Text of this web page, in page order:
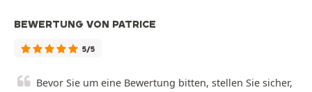
BEWERTUNG VON PATRICE
5/5
Bevor Sie um eine Bewertung bitten, stellen Sie sicher,